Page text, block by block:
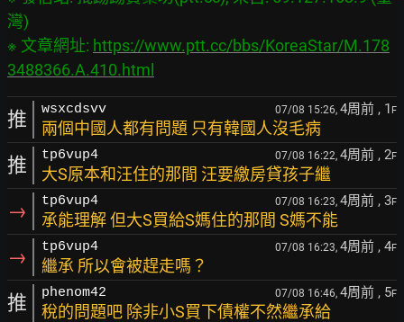
灣)
※ 文章網址: https://www.ptt.cc/bbs/KoreaStar/M.178
3488366.A.410.html
推 wsxcdsvv 07/08 15:26, 4周前 , 1 F
兩個中國人都有問題 只有韓國人沒毛病
推 tp6vup4 07/08 16:22, 4周前 , 2F
大S原本和汪住的那間 汪要繳房貸孩子繼
→ tp6vup4 07/08 16:23, 4周前 , 3F
承能理解 但大S買給S媽住的那間 S媽不能
→ tp6vup4 07/08 16:23, 4周前 , 4F
繼承 所以會被趕走嗎？
推 phenom42 07/08 16:46, 4周前 , 5F
稅的問題吧 除非小S買下債權不然繼承給